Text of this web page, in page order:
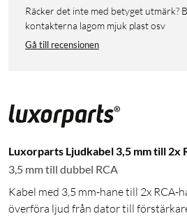
Räcker det inte med betyget utmärk? Bra dimension på
kontakterna lagom mjuk plast osv
Gå till recensionen
Luxorparts Ljudkabel 3,5 mm till 2x
3,5 mm till dubbel RCA
Kabel med 3,5 mm-hane till 2x RCA-
överföra ljud från dator till